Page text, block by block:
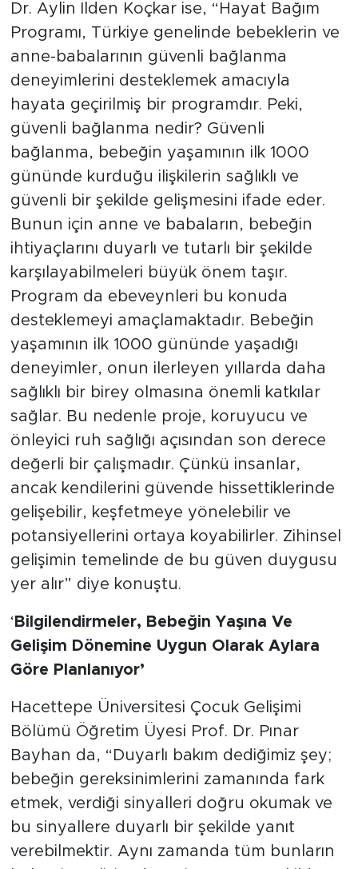
Dr. Aylin İlden Koçkar ise, “Hayat Bağım
Programı, Türkiye genelinde bebeklerin ve
anne-babalarının güvenli bağlanma
deneyimlerini desteklemek amacıyla
hayata geçirilmiş bir programdır. Peki,
güvenli bağlanma nedir? Güvenli
bağlanma, bebeğin yaşamının ilk 1000
gününde kurduğu ilişkilerin sağlıklı ve
güvenli bir şekilde gelişmesini ifade eder.
Bunun için anne ve babaların, bebeğin
ihtiyaçlarını duyarlı ve tutarlı bir şekilde
karşılayabilmeleri büyük önem taşır.
Program da ebeveynleri bu konuda
desteklemeyi amaçlamaktadır. Bebeğin
yaşamının ilk 1000 gününde yaşadığı
deneyimler, onun ilerleyen yıllarda daha
sağlıklı bir birey olmasına önemli katkılar
sağlar. Bu nedenle proje, koruyucu ve
önleyici ruh sağlığı açısından son derece
değerli bir çalışmadır. Çünkü insanlar,
ancak kendilerini güvende hissettiklerinde
gelişebilir, keşfetmeye yönelebilir ve
potansiyellerini ortaya koyabilirler. Zihinsel
gelişimin temelinde de bu güven duygusu
yer alır” diye konuştu.
‘ Bilgilendirmeler, Bebeğin Yaşına Ve
Gelişim Dönemine Uygun Olarak Aylara
Göre Planlanıyor’
Hacettepe Üniversitesi Çocuk Gelişimi
Bölümü Öğretim Üyesi Prof. Dr. Pınar
Bayhan da, “Duyarlı bakım dediğimiz şey;
bebeğin gereksinimlerini zamanında fark
etmek, verdiği sinyalleri doğru okumak ve
bu sinyallere duyarlı bir şekilde yanıt
verebilmektir. Aynı zamanda tüm bunların